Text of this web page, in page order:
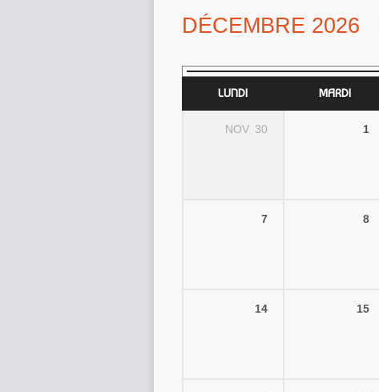
DÉCEMBRE 2026
LUNDI MARDI
NOV 30 1
7 8
14 15